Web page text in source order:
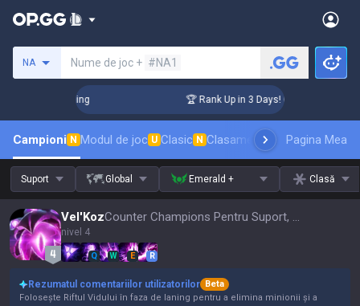
NA Nume de joc + #NA1
Coaching 🏆 Rank Up in 3 Days! Challenger
Campioni N Modul de joc U Clasic N Clasament skinuriPagina Mea
Suport Global Emerald + Clasă
Vel'Koz Counter Champions Pentru Suport, Actualizare 16.15
nivel 4
Q W E R
Rezumatul comentariilor utilizatorilor Beta
Folosește Riftul Vidului în faza de laning pentru a elimina minionii și a